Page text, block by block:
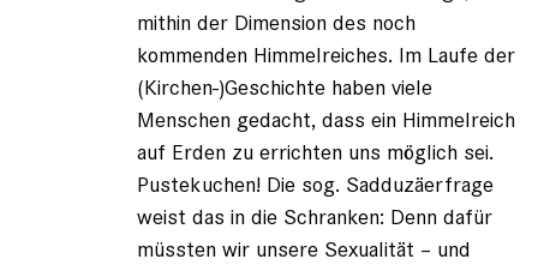
mithin der Dimension des noch
kommenden Himmelreiches. Im Laufe der
(Kirchen-)Geschichte haben viele
Menschen gedacht, dass ein Himmelreich
auf Erden zu errichten uns möglich sei.
Pustekuchen! Die sog. Sadduzäerfrage
weist das in die Schranken: Denn dafür
müssten wir unsere Sexualität – und